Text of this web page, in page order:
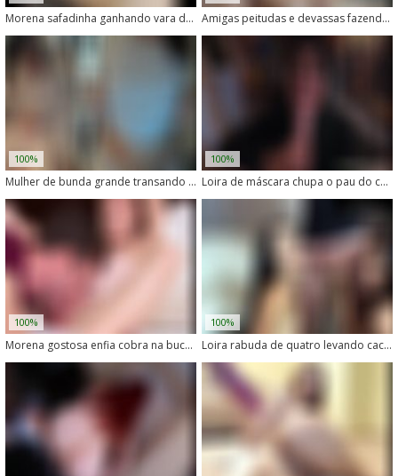
Morena safadinha ganhando vara de animal bem dotado Amigas peitudas e devassas fazendo putaria com cavalo
100%
Mulher de bunda grande transando com animais de forma safada
100%
Loira de máscara chupa o pau do cachorro pela primeira vez
100%
Morena gostosa enfia cobra na buceta e fica arreganhada
100%
Loira rabuda de quatro levando cachorro no cu